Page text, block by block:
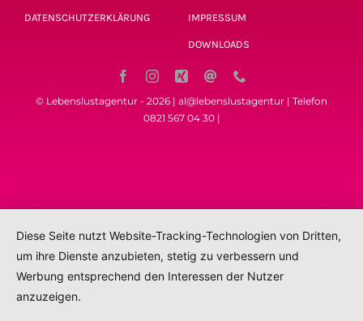
DATENSCHUTZERKLÄRUNG IMPRESSUM
DOWNLOADS
© Lebenslustagentur - 2026 | al@lebenslustagentur | Telefon
0821 567 04 30 |
Diese Seite nutzt Website-Tracking-Technologien von Dritten,
um ihre Dienste anzubieten, stetig zu verbessern und
Werbung entsprechend den Interessen der Nutzer
anzuzeigen.